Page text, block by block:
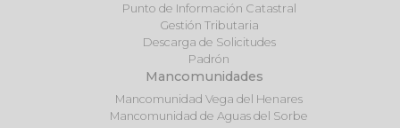
Punto de Información Catastral
Gestión Tributaria
Descarga de Solicitudes
Padrón
Mancomunidades
Mancomunidad Vega del Henares
Mancomunidad de Aguas del Sorbe